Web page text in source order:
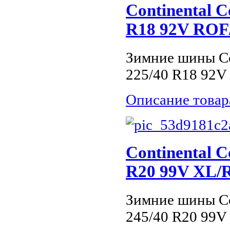
Continental
R18 92V
Зимние шины
225/40 R18
Описание
Continental
R20 99V XL/
Зимние шины
245/40 R20